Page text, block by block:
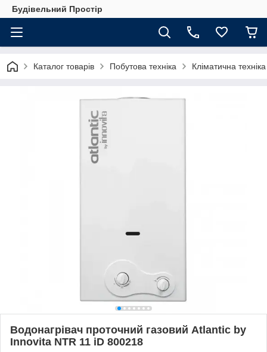
Будівельний Простір
Каталог товарів Побутова техніка Кліматична техніка
Водонагрівач проточний газовий Atlantic by
Innovita NTR 11 iD 800218